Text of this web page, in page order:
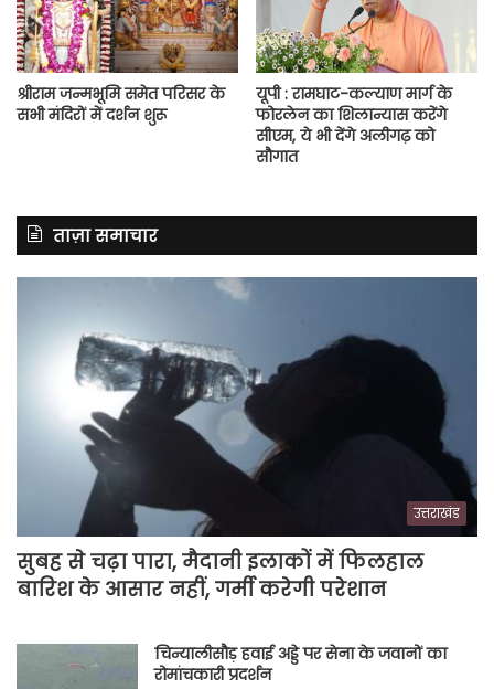
श्रीराम जन्मभूमि समेत परिसर के
सभी मंदिरों में दर्शन शुरू
यूपी : रामघाट-कल्याण मार्ग के
फोरलेन का शिलान्यास करेंगे
सीएम, ये भी देंगे अलीगढ़ को
सौगात
ताज़ा समाचार
उत्तराखंड
सुबह से चढ़ा पारा, मैदानी इलाकों में फिलहाल
बारिश के आसार नहीं, गर्मी करेगी परेशान
चिन्यालीसौड़ हवाई अड्डे पर सेना के जवानों का
रोमांचकारी प्रदर्शन